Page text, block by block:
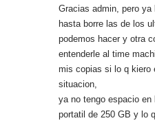
Gracias admin, pero
hasta borre las de los
podemos hacer y otra
entenderle al time
mis copias si lo q kiero
situacion,
ya no tengo espacio
portatil de 250 GB y lo